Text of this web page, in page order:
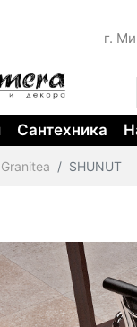
г.
Сантехника
Granitea SHUNUT